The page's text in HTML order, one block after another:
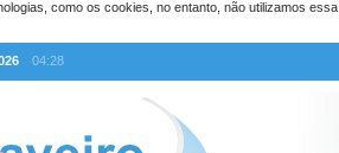
como os cookies, no entanto, não utilizamos
04:28